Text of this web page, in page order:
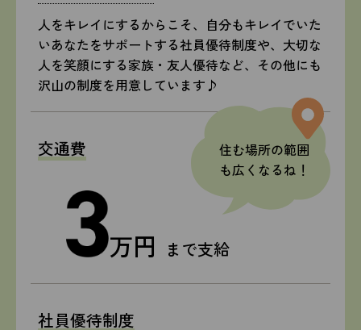
人をキレイにするからこそ、自分もキレイでいた
いあなたをサポートする社員優待制度や、大切な
人を笑顔にする家族・友人優待など、その他にも
沢山の制度を用意しています♪
交通費
住む場所の範囲
も広くなるね！
万円 まで支給
社員優待制度